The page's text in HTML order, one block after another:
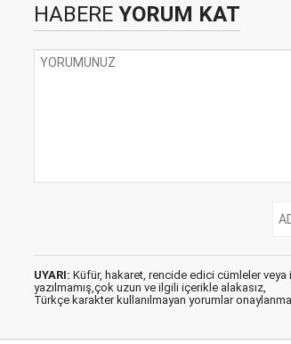
HABERE YORUM KAT
UYARI: Küfür, hakaret, rencide edici cümleler veya
yazılmamış,çok uzun ve ilgili içerikle alakasız,
Türkçe karakter kullanılmayan yorumlar